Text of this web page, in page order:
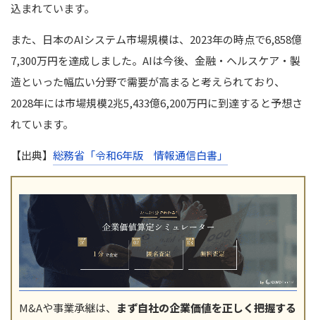
込まれています。
また、日本のAIシステム市場規模は、2023年の時点で6,858億
7,300万円を達成しました。AIは今後、金融・ヘルスケア・製
造といった幅広い分野で需要が高まると考えられており、
2028年には市場規模2兆5,433億6,200万円に到達すると予想さ
れています。
【出典】 総務省「令和6年版 情報通信白書」
M&Aや事業承継は、 まず自社の企業価値を正しく把握する